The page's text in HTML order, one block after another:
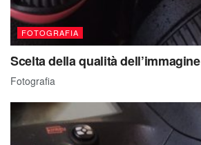
FOTOGRAFIA
Scelta della qualità dell’immagine
Fotografia